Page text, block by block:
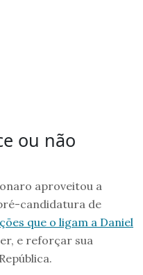
ou não
aproveitou a
candidatura de
que o ligam a Daniel
e reforçar sua